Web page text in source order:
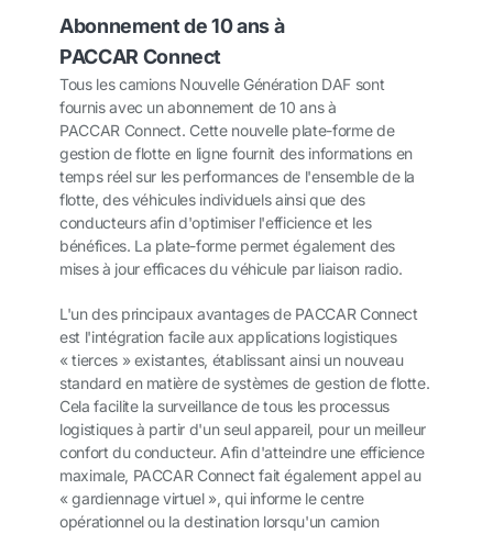
Abonnement de 10 ans à
PACCAR Connect
Tous les camions Nouvelle Génération DAF sont
fournis avec un abonnement de 10 ans à
PACCAR Connect. Cette nouvelle plate-forme de
gestion de flotte en ligne fournit des informations en
temps réel sur les performances de l'ensemble de la
flotte, des véhicules individuels ainsi que des
conducteurs afin d'optimiser l'efficience et les
bénéfices. La plate-forme permet également des
mises à jour efficaces du véhicule par liaison radio.
L'un des principaux avantages de PACCAR Connect
est l'intégration facile aux applications logistiques
« tierces » existantes, établissant ainsi un nouveau
standard en matière de systèmes de gestion de flotte.
Cela facilite la surveillance de tous les processus
logistiques à partir d'un seul appareil, pour un meilleur
confort du conducteur. Afin d'atteindre une efficience
maximale, PACCAR Connect fait également appel au
« gardiennage virtuel », qui informe le centre
opérationnel ou la destination lorsqu'un camion